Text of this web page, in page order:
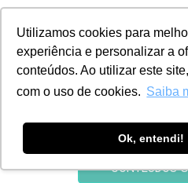
Utilizamos cookies para
experiência e personalizar a
conteúdos. Ao utilizar este
com o uso de cookies. Saiba
Ok, entendi!
CONTEÚDOS